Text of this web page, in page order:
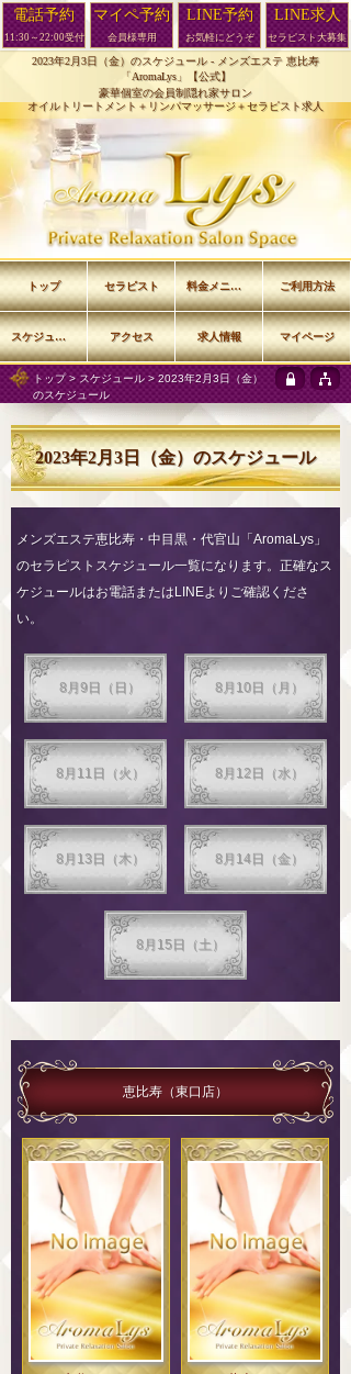
2023年2月3日（金）のスケジュール - メンズエステ 恵比寿
「AromaLys」【公式】
豪華個室の会員制隠れ家サロン
オイルトリートメント＋リンパマッサージ＋セラピスト求人
トップ> スケジュール > 2023年2月3日（金）
のスケジュール
2023年2月3日（金）のスケジュール
メンズエステ恵比寿・中目黒・代官山「AromaLys」
のセラピストスケジュール一覧になります。正確なス
ケジュールはお電話またはLINEよりご確認くださ
い。
8月9日（日） 8月10日（月）
8月11日（火） 8月12日（水）
8月13日（木） 8月14日（金）
8月15日（土）
恵比寿（東口店）
トップ セラピスト 料金メニュー ご利用方法
スケジュール アクセス 求人情報 マイページ
電話予約
11:30～22:00受付
マイペ予約
会員様専用
LINE予約
お気軽にどうぞ
LINE求人
セラピスト大募集